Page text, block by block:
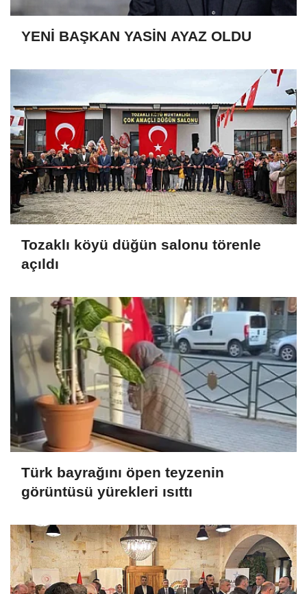
YENİ BAŞKAN YASİN AYAZ OLDU
Tozaklı köyü düğün salonu törenle
açıldı
Türk bayrağını öpen teyzenin
görüntüsü yürekleri ısıttı